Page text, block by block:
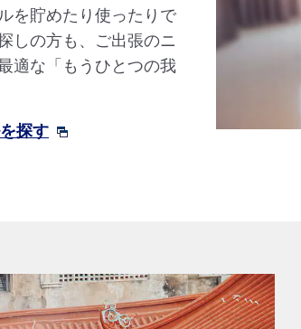
を貯めたり使ったりで
しの方も、ご出張のニ
適な「もうひとつの我
探す